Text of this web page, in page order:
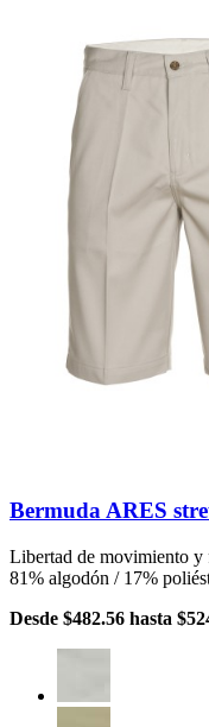
Bermuda ARES
Libertad de movimiento y
81% algodón / 17%
Desde $482.56 hasta